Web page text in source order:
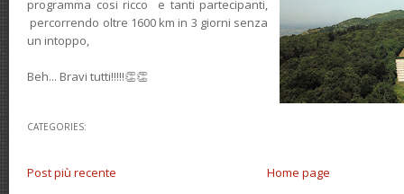
programma cosi ricco e tanti partecipanti,
percorrendo oltre 1600 km in 3 giorni senza
un intoppo,
Beh... Bravi tutti!!!!!👏👏
CATEGORIES:
Post più recente Home page